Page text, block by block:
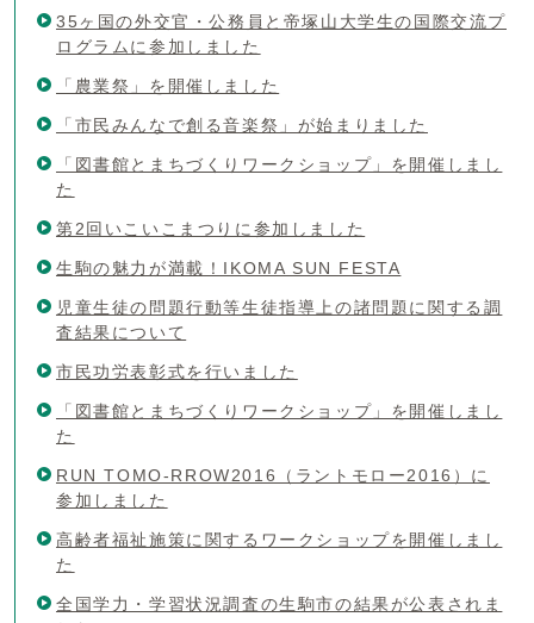
35ヶ国の外交官・公務員と帝塚山大学生の国際交流プ
ログラムに参加しました
「農業祭」を開催しました
「市民みんなで創る音楽祭」が始まりました
「図書館とまちづくりワークショップ」を開催しまし
た
第2回いこいこまつりに参加しました
生駒の魅力が満載！IKOMA SUN FESTA
児童生徒の問題行動等生徒指導上の諸問題に関する調
査結果について
市民功労表彰式を行いました
「図書館とまちづくりワークショップ」を開催しまし
た
RUN TOMO-RROW2016（ラントモロー2016）に
参加しました
高齢者福祉施策に関するワークショップを開催しまし
た
全国学力・学習状況調査の生駒市の結果が公表されま